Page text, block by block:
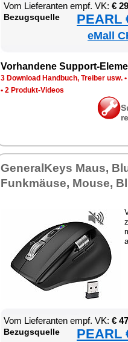
Vom Lie­fe­ran­ten empf. VK: €
Be­zugs­quel­le PEARL
eMall
Vor­han­de­ne Sup­port-
3 Down­load Hand­buch, Trei­ber usw. •
• 2 Pro­dukt-Vi­de­os
Ge­ne­ral­Keys Maus,
Funk­mäu­se, Mou­se,
Vom Lie­fe­ran­ten empf. VK: €
Be­zugs­quel­le PEARL